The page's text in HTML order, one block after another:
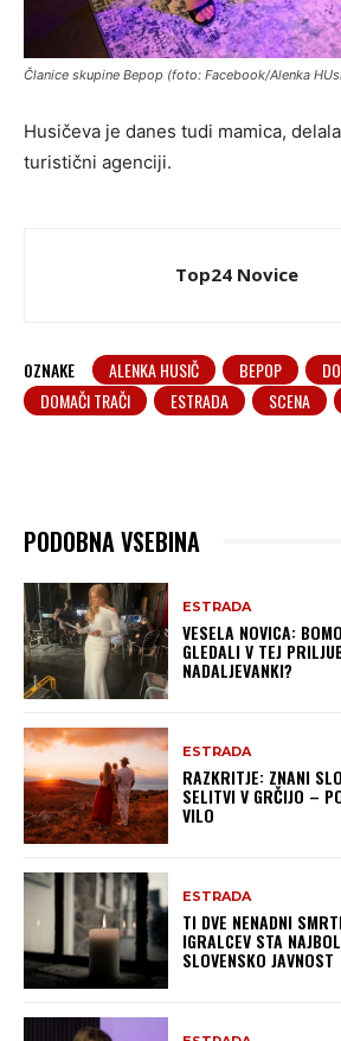
Članice skupine Bepop (foto: Facebook/Alenka
Husičeva je danes tudi mamica,
turistični agenciji.
Top24 Novice
OZNAKE ALENKA HUSIČ BEPOP
DOMAČI TRAČI
ESTRADA SCENA
PODOBNA VSEBINA
ESTRADA
VESELA NOVICA:
GLEDALI V TEJ
NADALJEVANKI?
ESTRADA
RAZKRITJE: ZNANI
SELITVI V GRČIJO –
VILO
ESTRADA
TI DVE NENADNI
IGRALCEV STA
SLOVENSKO JAVNOST